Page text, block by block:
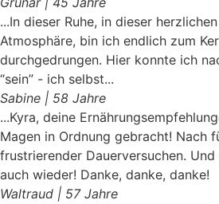
...In dieser Ruhe, in dieser
Atmosphäre, bin ich endlich zum
durchgedrungen. Hier konnte ich
“sein” - ich selbst...
Sabine | 58 Jahre
...Kyra, deine
Magen in Ordnung gebracht! Nach
frustrierender Dauerversuchen.
auch wieder! Danke, danke, danke!
Waltraud | 57 Jahre